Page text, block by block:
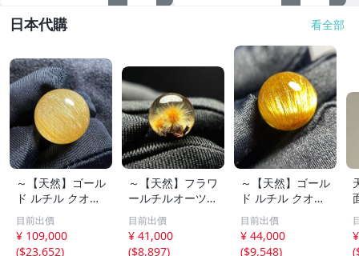
日本代購 看全部
～【天然】ゴール
ド ルチル クオー
ツ 丸玉 18.2mm
8.5g
目前出價
¥ 109,000
($23,652)
～【天然】フラワ
ールチルオーツ
丸玉 10.5mm 1.6
g
目前出價
¥ 41,000
($8,897)
～【天然】ゴール
ド ルチル クオー
ツ 丸玉 13.7mm
3.7g
目前出價
¥ 44,000
($9,548)
(